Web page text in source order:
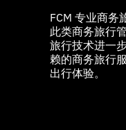
FCM 专业商务
此类商务旅行
旅行技术进一
赖的商务旅行
出行体验。